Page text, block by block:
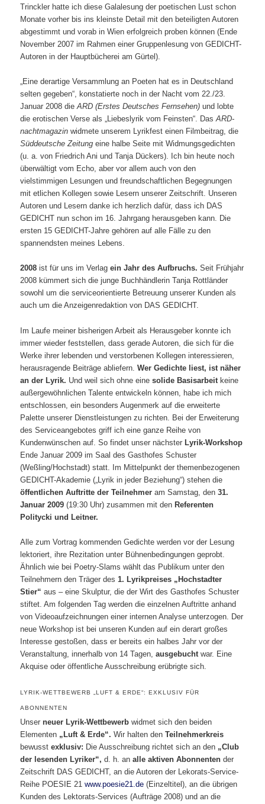
Trinckler hatte ich diese Galalesung der poetischen Lust schon
Monate vorher bis ins kleinste Detail mit den beteiligten Autoren
abgestimmt und vorab in Wien erfolgreich proben können (Ende
November 2007 im Rahmen einer Gruppenlesung von GEDICHT-
Autoren in der Hauptbücherei am Gürtel).
„Eine derartige Versammlung an Poeten hat es in Deutschland
selten gegeben“, konstatierte noch in der Nacht vom 22./23.
Januar 2008 dieARD (Erstes Deutsches Fernsehen) und lobte
die erotischen Verse als „Liebeslyrik vom Feinsten“. DasARD-
nachtmagazin widmete unserem Lyrikfest einen Filmbeitrag, die
Süddeutsche Zeitung eine halbe Seite mit Widmungsgedichten
(u. a. von Friedrich Ani und Tanja Dückers). Ich bin heute noch
überwältigt vom Echo, aber vor allem auch von den
vielstimmigen Lesungen und freundschaftlichen Begegnungen
mit etlichen Kollegen sowie Lesern unserer Zeitschrift. Unseren
Autoren und Lesern danke ich herzlich dafür, dass ich DAS
GEDICHT nun schon im 16. Jahrgang herausgeben kann. Die
ersten 15 GEDICHT-Jahre gehören auf alle Fälle zu den
spannendsten meines Lebens.
2008ist für uns im Verlagein Jahr des Aufbruchs. Seit Frühjahr
2008 kümmert sich die junge Buchhändlerin Tanja Rottländer
sowohl um die serviceorientierte Betreuung unserer Kunden als
auch um die Anzeigenredaktion von DAS GEDICHT.
Im Laufe meiner bisherigen Arbeit als Herausgeber konnte ich
immer wieder feststellen, dass gerade Autoren, die sich für die
Werke ihrer lebenden und verstorbenen Kollegen interessieren,
herausragende Beiträge abliefern.Wer Gedichte liest, ist näher
an der Lyrik. Und weil sich ohne einesolide Basisarbeit keine
außergewöhnlichen Talente entwickeln können, habe ich mich
entschlossen, ein besonders Augenmerk auf die erweiterte
Palette unserer Dienstleistungen zu richten. Bei der Erweiterung
des Serviceangebotes griff ich eine ganze Reihe von
Kundenwünschen auf. So findet unser nächsterLyrik-Workshop
Ende Januar 2009 im Saal des Gasthofes Schuster
(Weßling/Hochstadt) statt. Im Mittelpunkt der themenbezogenen
GEDICHT-Akademie („Lyrik in jeder Beziehung“) stehen die
öffentlichen Auftritte der Teilnehmer am Samstag, den 31.
Januar 2009 (19:30 Uhr) zusammen mit denReferenten
Politycki und Leitner.
Alle zum Vortrag kommenden Gedichte werden vor der Lesung
lektoriert, ihre Rezitation unter Bühnenbedingungen geprobt.
Ähnlich wie bei Poetry-Slams wählt das Publikum unter den
Teilnehmern den Träger des 1. Lyrikpreises „Hochstadter
Stier“ aus – eine Skulptur, die der Wirt des Gasthofes Schuster
stiftet. Am folgenden Tag werden die einzelnen Auftritte anhand
von Videoaufzeichnungen einer internen Analyse unterzogen. Der
neue Workshop ist bei unseren Kunden auf ein derart großes
Interesse gestoßen, dass er bereits ein halbes Jahr vor der
Veranstaltung, innerhalb von 14 Tagen,ausgebucht war. Eine
Akquise oder öffentliche Ausschreibung erübrigte sich.
LYRIK-WETTBEWERB „LUFT & ERDE“: EXKLUSIV FÜR
ABONNENTEN
Unserneuer Lyrik-Wettbewerb widmet sich den beiden
Elementen „Luft & Erde“.Wir halten denTeilnehmerkreis
bewusstexklusiv: Die Ausschreibung richtet sich an den „Club
der lesenden Lyriker“,d. h. analle aktiven Abonnenten der
Zeitschrift DAS GEDICHT, an die Autoren der Lekorats-Service-
Reihe POESIE 21www.poesie21.de (Einzeltitel), an die übrigen
Kunden des Lektorats-Services (Aufträge 2008) und an die